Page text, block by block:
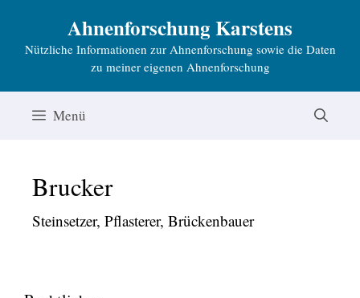
springen
Ahnenforschung Karstens
Nützliche Informationen zur Ahnenforschung sowie die Daten
zu meiner eigenen Ahnenforschung
Menü
Brucker
Steinsetzer, Pflasterer, Brückenbauer